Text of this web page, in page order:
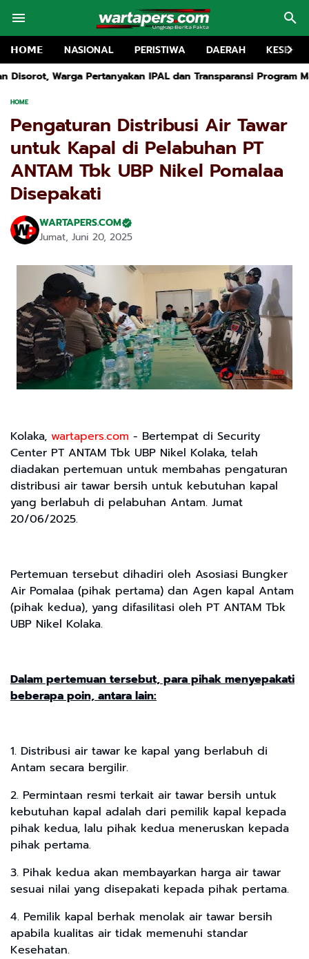
𝗛𝗢𝗠𝗘 NASIONAL PERISTIWA DAERAH
IPAL dan Transparansi Program Makan Bergizi Gratis TRK
HOME
Pengaturan Distribusi Air Tawar
untuk Kapal di Pelabuhan PT
ANTAM Tbk UBP Nikel Pomalaa
Disepakati
WARTAPERS.COM
Jumat, Juni 20, 2025
Kolaka, wartapers.com - Bertempat di Security
Center PT ANTAM Tbk UBP Nikel Kolaka, telah
diadakan pertemuan untuk membahas pengaturan
distribusi air tawar bersih untuk kebutuhan kapal
yang berlabuh di pelabuhan Antam. Jumat
20/06/2025.
Pertemuan tersebut dihadiri oleh Asosiasi Bungker
Air Pomalaa (pihak pertama) dan Agen kapal Antam
(pihak kedua), yang difasilitasi oleh PT ANTAM Tbk
UBP Nikel Kolaka.
Dalam pertemuan tersebut, para pihak menyepakati
beberapa poin, antara lain:
1. Distribusi air tawar ke kapal yang berlabuh di
Antam secara bergilir.
2. Permintaan resmi terkait air tawar bersih untuk
kebutuhan kapal adalah dari pemilik kapal kepada
pihak kedua, lalu pihak kedua meneruskan kepada
pihak pertama.
3. Pihak kedua akan membayarkan harga air tawar
sesuai nilai yang disepakati kepada pihak pertama.
4. Pemilik kapal berhak menolak air tawar bersih
apabila kualitas air tidak memenuhi standar
Kesehatan.